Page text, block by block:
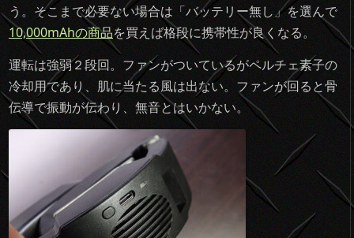
う。そこまで必要ない場合は「バッテリー無し」を選んで
10,000mAhの商品を買えば格段に携帯性が良くなる。
運転は強弱２段回。ファンがついているがペルチェ素子の
冷却用であり、肌に当たる風は出ない。ファンが回ると骨
伝導で振動が伝わり、無音とはいかない。